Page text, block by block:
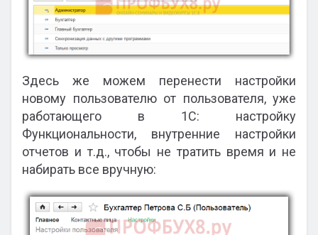
Здесь же можем перенести настройки
новому пользователю от пользователя, уже
работающего в 1С: настройку
Функциональности, внутренние настройки
отчетов и т.д., чтобы не тратить время и не
набирать все вручную: